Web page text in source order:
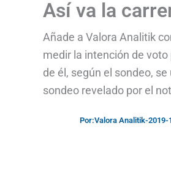
Así va la
Añade a Valora Analitik
medir la intención de
de él, según el sondeo,
sondeo revelado por el
Por:Valora Analitik-2019-